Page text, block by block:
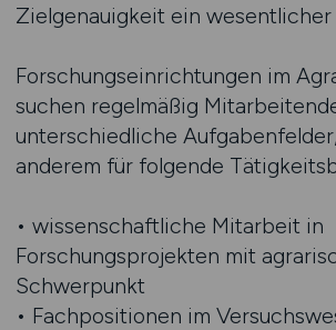
Zielgenauigkeit ein
Forschungseinrichtungen im
suchen regelmäßig
unterschiedliche
anderem für folgende
• wissenschaftliche Mitarbeit in
Forschungsprojekten mit
Schwerpunkt
• Fachpositionen im